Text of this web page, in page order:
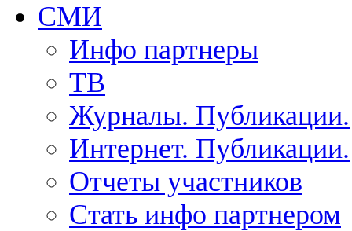
СМИ
Инфо партнеры
ТВ
Журналы. Публикации.
Интернет. Публикации.
Отчеты участников
Стать инфо партнером